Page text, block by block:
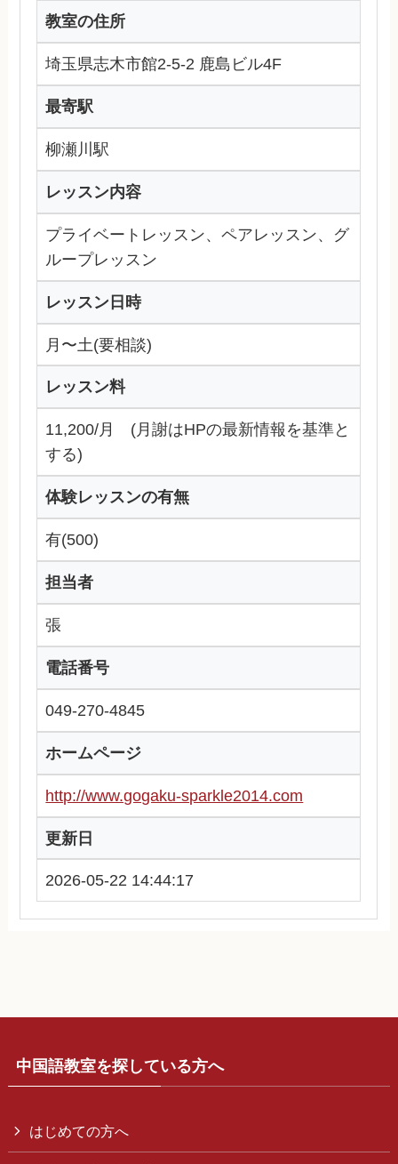
教室の住所
埼玉県志木市館2-5-2 鹿島ビル4F
最寄駅
柳瀬川駅
レッスン内容
プライベートレッスン、ペアレッスン、グ
ループレッスン
レッスン日時
月〜土(要相談)
レッスン料
11,200/月 (月謝はHPの最新情報を基準と
する)
体験レッスンの有無
有(500)
担当者
張
電話番号
049-270-4845
ホームページ
http://www.gogaku-sparkle2014.com
更新日
2026-05-22 14:44:17
中国語教室を探している方へ
はじめての方へ